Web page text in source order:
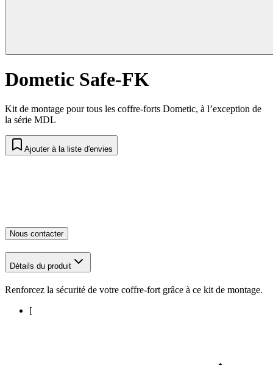
Dometic Safe-FK
Kit de montage pour tous les coffre-forts Dometic, à l’exception de
la série MDL
Ajouter à la liste d'envies
Nous contacter
Détails du produit
Renforcez la sécurité de votre coffre-fort grâce à ce kit de montage.
[